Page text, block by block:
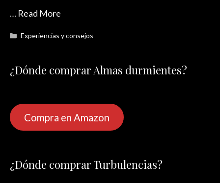
… Read More
Categorías
Experiencias y consejos
¿Dónde comprar Almas durmientes?
Compra en Amazon
¿Dónde comprar Turbulencias?